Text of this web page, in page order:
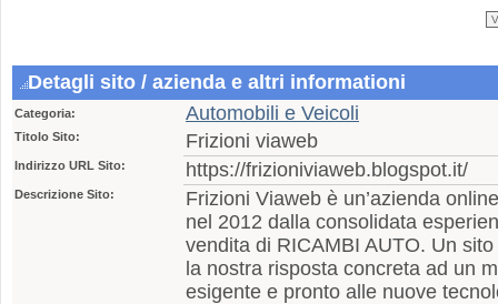
Detagli sito / azienda e altri informationi
Categoria: Automobili e Veicoli
Titolo Sito: Frizioni viaweb
Indirizzo URL Sito: https://frizioniviaweb.blogspot.it/
Descrizione Sito:
Frizioni Viaweb è un’azienda
nel 2012 dalla consolidata
vendita di RICAMBI AUTO. Un
la nostra risposta concreta ad un
esigente e pronto alle nuove